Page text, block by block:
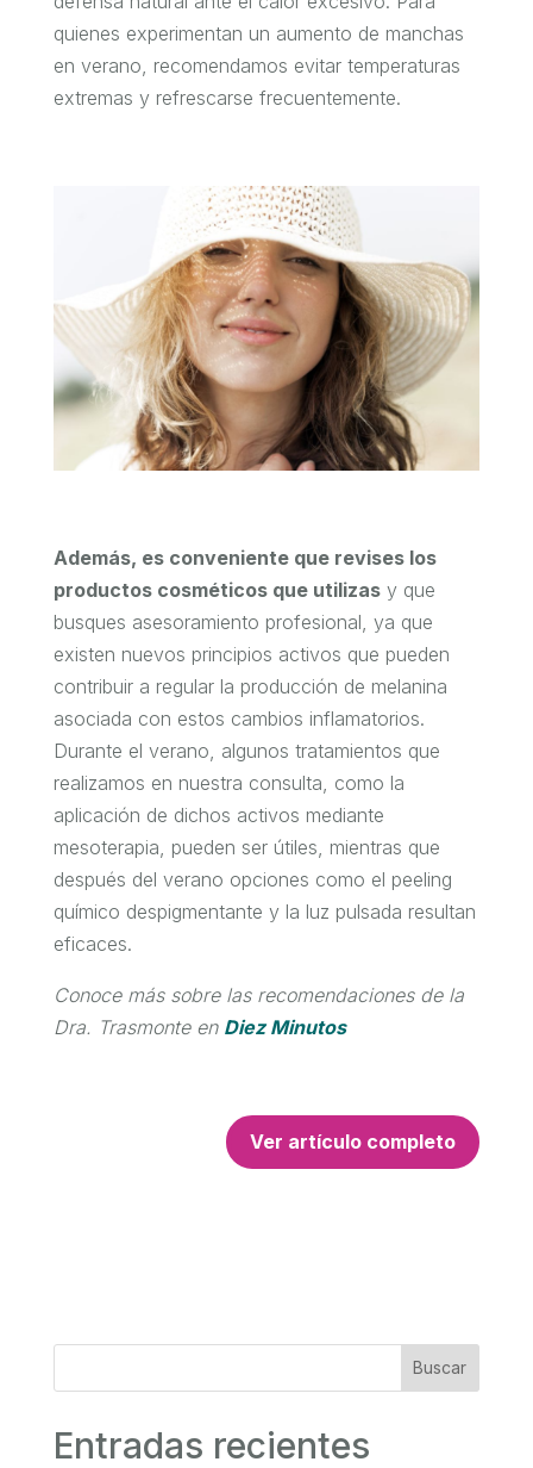
quienes experimentan un aumento de manchas
en verano, recomendamos evitar temperaturas
extremas y refrescarse frecuentemente.
Además, es conveniente que revises los
productos cosméticos que utilizasy que
busques asesoramiento profesional, ya que
existen nuevos principios activos que pueden
contribuir a regular la producción de melanina
asociada con estos cambios inflamatorios.
Durante el verano, algunos tratamientos que
realizamos en nuestra consulta, como la
aplicación de dichos activos mediante
mesoterapia, pueden ser útiles, mientras que
después del verano opciones como el peeling
químico despigmentante y la luz pulsada resultan
eficaces.
Conoce más sobre las recomendaciones de la
Dra. Trasmonte en Diez Minutos
Ver artículo completo
Buscar
Entradas recientes